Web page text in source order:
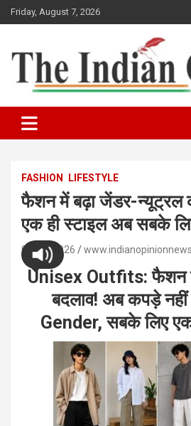
Skip
to
Friday, August 7, 2026
Indian Opinion
FASHION LIFESTYLE
फैशन में बढ़ा जेंडर-न्यूट्रल
एक ही स्टाइल अब सबके
03/07/2026
Unisex Outfits: फैशन
बदलाव! अब कपड़े
Gender, सबके लिए